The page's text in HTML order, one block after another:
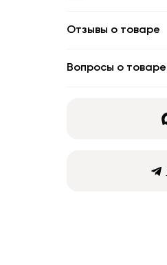
Отзывы о товаре
Вопросы о товаре